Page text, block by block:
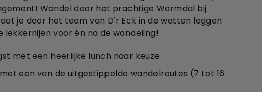
Wandel door het prachtige Wormdal bij
je door het team van D'r Eck in de watten leggen
lekkernijen voor én na de wandeling!
met een heerlijke lunch naar keuze
een van de uitgestippelde wandelroutes (7 tot 16